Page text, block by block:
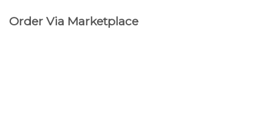
Order Via Marketplace